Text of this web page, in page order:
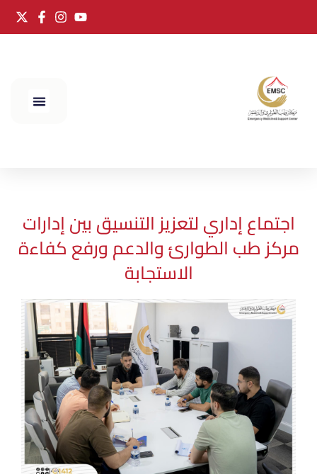
اجتماع إداري لتعزيز التنسيق بين إدارات
مركز طب الطوارئ والدعم ورفع كفاءة
الاستجابة